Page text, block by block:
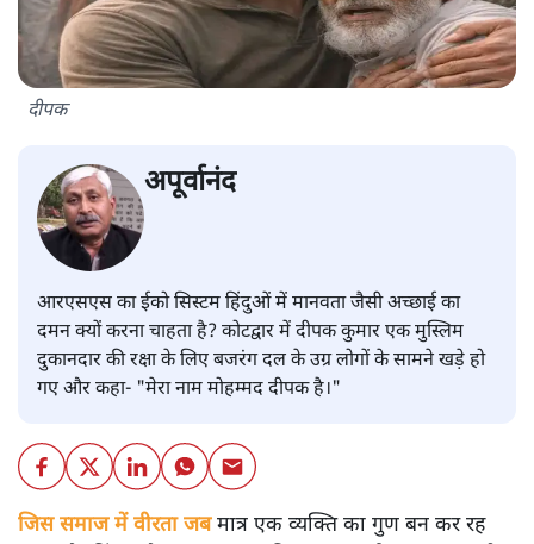
दीपक
अपूर्वानंद
आरएसएस का ईको सिस्टम हिंदुओं में मानवता जैसी अच्छाई का
दमन क्यों करना चाहता है? कोटद्वार में दीपक कुमार एक मुस्लिम
दुकानदार की रक्षा के लिए बजरंग दल के उग्र लोगों के सामने खड़े हो
गए और कहा- "मेरा नाम मोहम्मद दीपक है।"
जिस समाज में वीरता जबमात्र एक व्यक्ति का गुण बन कर रह